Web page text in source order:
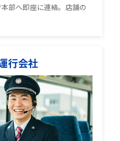
部へ即座に連絡。店舗の
行会社